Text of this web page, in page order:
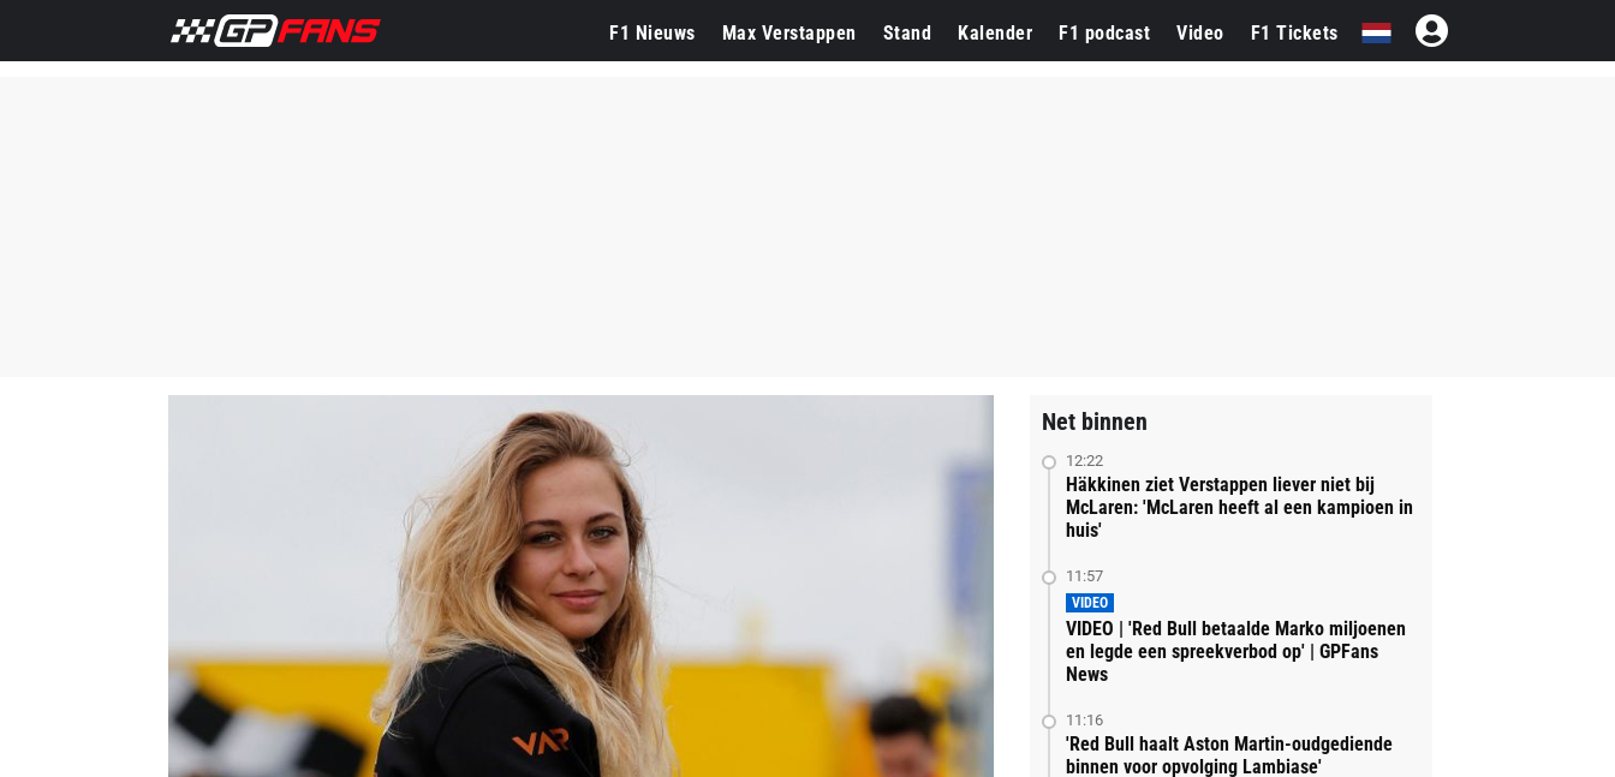
F1 Nieuws Max Verstappen Stand Kalender F1 podcast Video F1 Tickets
Net binnen
12:22
Häkkinen ziet Verstappen liever niet bij
McLaren: 'McLaren heeft al een kampioen in
huis'
11:57
VIDEO
VIDEO | 'Red Bull betaalde Marko miljoenen
en legde een spreekverbod op' | GPFans
News
11:16
'Red Bull haalt Aston Martin-oudgediende
binnen voor opvolging Lambiase'